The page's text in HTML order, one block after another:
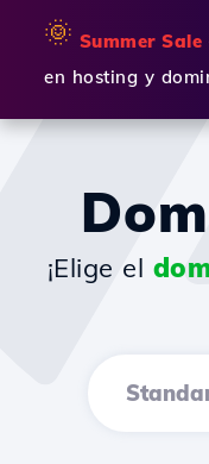
🌞 Summer Sale
en hosting y
¡Elige el